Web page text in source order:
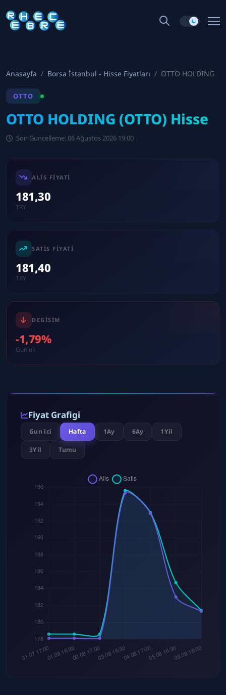
Anasayfa Borsa İstanbul - Hisse Fiyatları OTTO HOLDING
OTTO
OTTO HOLDING (OTTO) Hisse
Son Guncelleme: 06 Ağustos 2026 19:00
ALIS FIYATI
181,30
TRY
SATIS FIYATI
181,40
TRY
DEGISIM
-1,79%
Gunluk
Fiyat Grafigi
Gun ici Hafta 1Ay 6Ay 1Yil
3Yil Tumu